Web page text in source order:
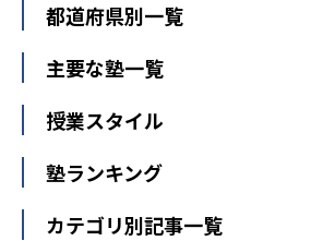
都道府県別一覧
北海道・東北
山形県
福島県
関東
東京都
神奈川県
栃木県
群馬県
主要な塾一覧
【掲載塾一覧を見る】
東京個別指導学院
明光義塾
授業スタイル
個別指導
オンライン指導
塾ランキング
中学受験ランキング
カテゴリ別記事一覧